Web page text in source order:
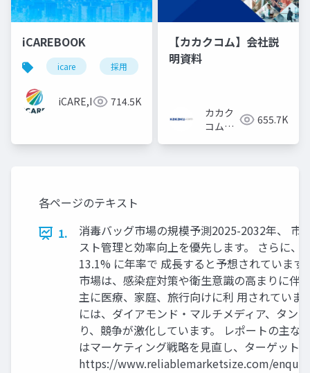
iCAREBOOK
icare 採用 カルチャーデック
iCARE,Inc 714.5K
【カカクコム】会社説
明資料
カカク
コム採
655.7K
各ページのテキスト
1.
消毒バッグ市場の規模予測2025-2032年、 市
スト管理と効率向上を優先します。 さらに
13.1% に年率で 成長すると予想されていま
市場は、感染症対策や衛生意識の高まりに伴
主に医療、家庭、旅行向けに利 用されてい
には、ダイアモンド・マルチメディア、タン
り、競争が激化しています。 レポートの主
はマーケティング戦略を見直し、ターゲット
https://www.reliablemarketsize.com/